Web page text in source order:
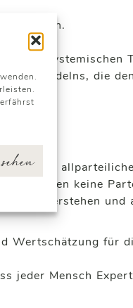
arbeiten.
der systemischen
Handelns, die
und
ergreifen keine
zu verstehen und
Wertschätzung für
jeder Mensch